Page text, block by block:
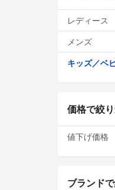
レディース
メンズ
キッズ／ベ
価格で絞
値下げ価格
ブランド